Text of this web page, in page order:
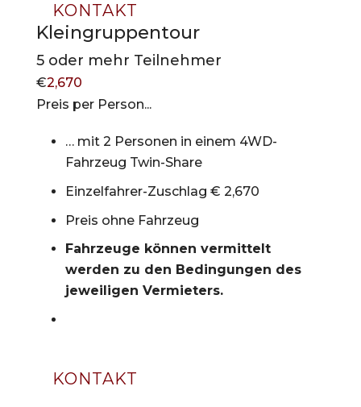
KONTAKT
Kleingruppentour
5 oder mehr Teilnehmer
€2,670
Preis per Person...
… mit 2 Personen in einem 4WD-
Fahrzeug Twin-Share
Einzelfahrer-Zuschlag € 2,670
Preis ohne Fahrzeug
Fahrzeuge können vermittelt
werden zu den Bedingungen des
jeweiligen Vermieters.
KONTAKT